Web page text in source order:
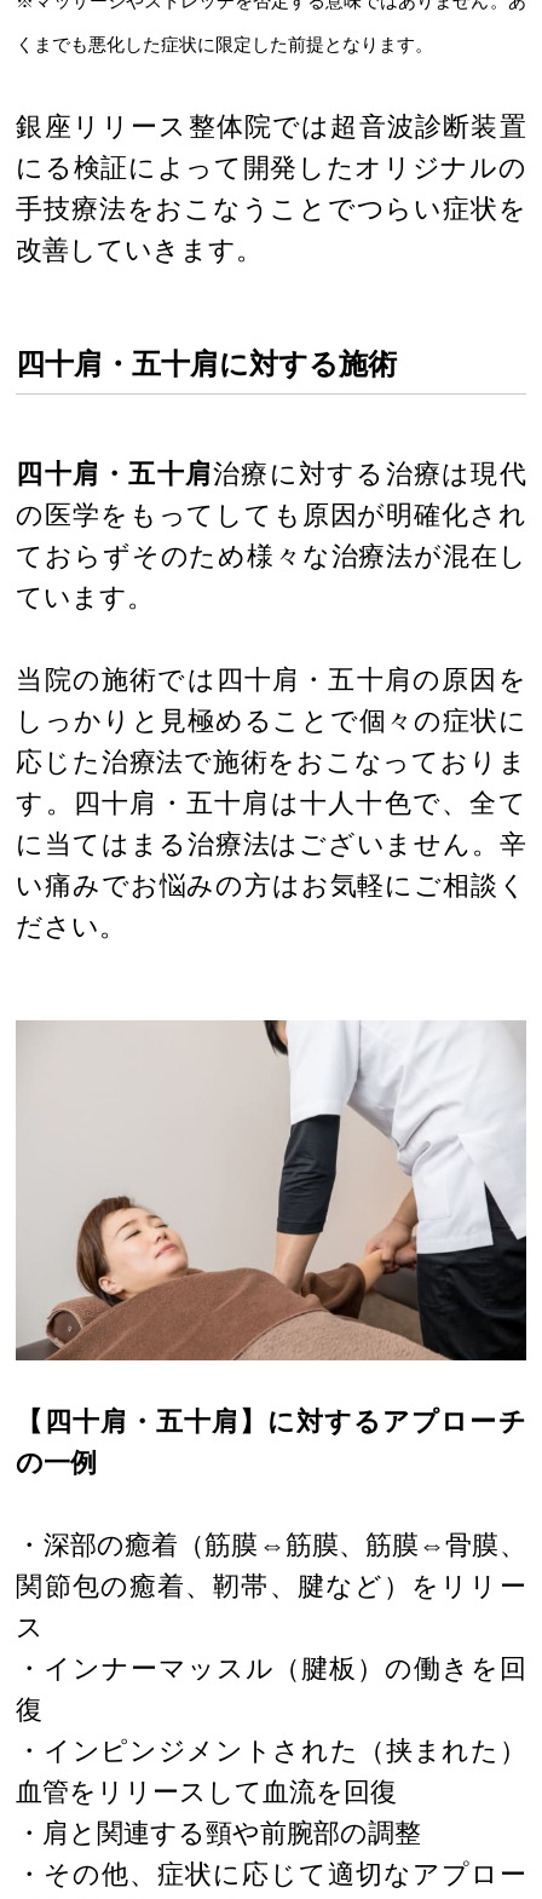
くまでも悪化した症状に限定した前提となります。
銀座リリース整体院では超音波診断装置
にる検証によって開発したオリジナルの
手技療法をおこなうことでつらい症状を
改善していきます。
四十肩・五十肩に対する施術
四十肩・五十肩治療に対する治療は現代
の医学をもってしても原因が明確化され
ておらずそのため様々な治療法が混在し
ています。
当院の施術では四十肩・五十肩の原因を
しっかりと見極めることで個々の症状に
応じた治療法で施術をおこなっておりま
す。四十肩・五十肩は十人十色で、全て
に当てはまる治療法はございません。辛
い痛みでお悩みの方はお気軽にご相談く
ださい。
【四十肩・五十肩】に対するアプローチ
の一例
・深部の癒着（筋膜⇔筋膜、筋膜⇔骨膜、
関節包の癒着、靭帯、腱など）をリリー
ス
・インナーマッスル（腱板）の働きを回
復
・インピンジメントされた（挟まれた）
血管をリリースして血流を回復
・肩と関連する頸や前腕部の調整
・その他、症状に応じて適切なアプロー